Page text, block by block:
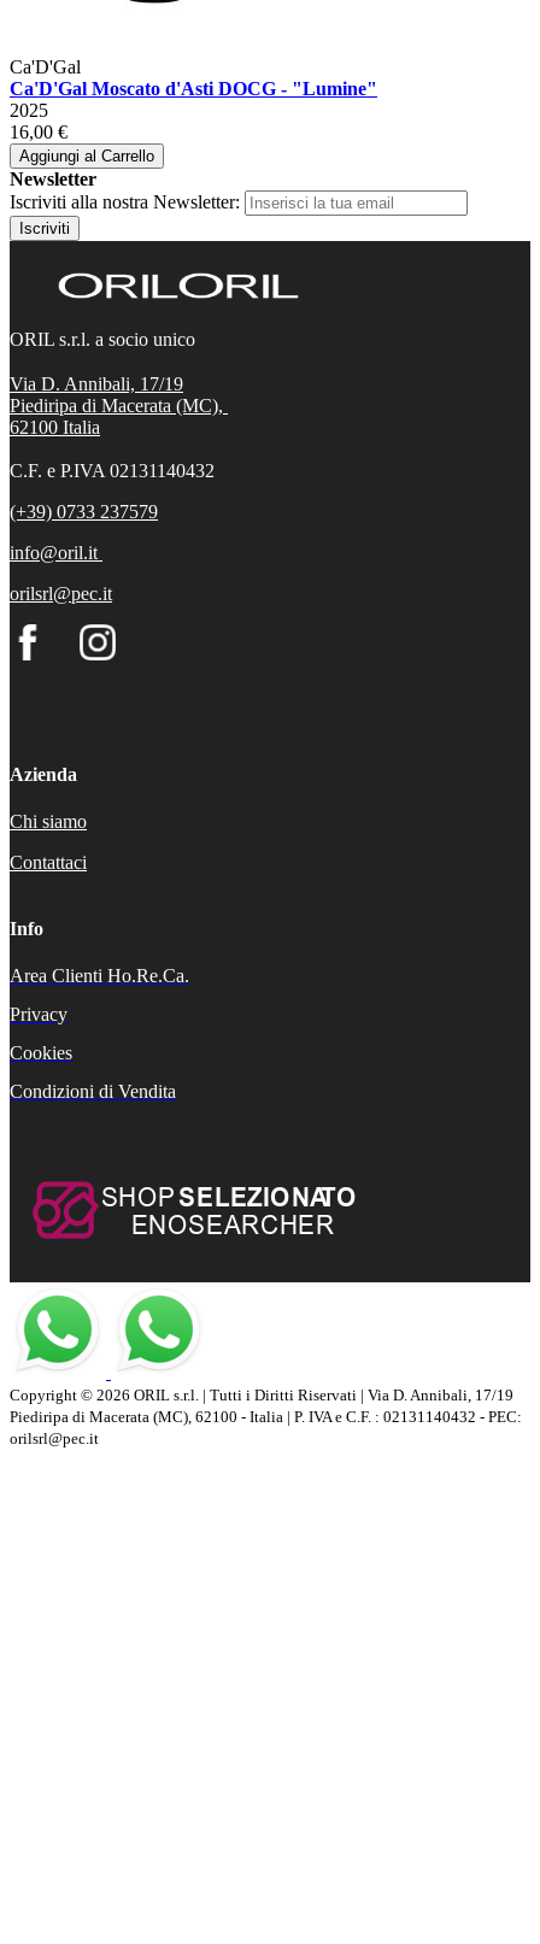
Ca'D'Gal
Ca'D'Gal Moscato d'Asti DOCG - "Lumine"
2025
16,00 €
Aggiungi al Carrello
Newsletter
Iscriviti alla nostra Newsletter:
Iscriviti
ORIL s.r.l. a socio unico
Via D. Annibali, 17/19
Piediripa di Macerata (MC),
62100 Italia
C.F. e P.IVA 02131140432
(+39) 0733 237579
info@oril.it
orilsrl@pec.it
Azienda
Chi siamo
Contattaci
Info
Area Clienti Ho.Re.Ca.
Privacy
Cookies
Condizioni di Vendita
Copyright © 2026 ORIL s.r.l. | Tutti i Diritti Riservati | Via D. Annibali, 17/19
Piediripa di Macerata (MC), 62100 - Italia | P. IVA e C.F. : 02131140432 - PEC:
orilsrl@pec.it